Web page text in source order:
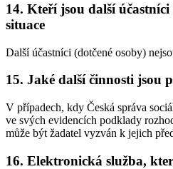
14. Kteří jsou další
situace
Další účastníci (dotčené osoby)
15. Jaké další činnosti jsou
V případech, kdy Česká správa
ve svých evidencích podklady
může být žadatel vyzván k jejich
16. Elektronická služba,